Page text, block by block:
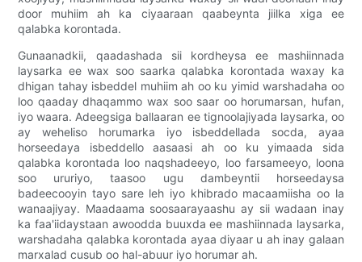
door muhiim ah ka ciyaaraan qaabeynta jiilka xiga ee
qalabka korontada.
Gunaanadkii, qaadashada sii kordheysa ee mashiinnada
laysarka ee wax soo saarka qalabka korontada waxay ka
dhigan tahay isbeddel muhiim ah oo ku yimid warshadaha oo
loo qaaday dhaqammo wax soo saar oo horumarsan, hufan,
iyo waara. Adeegsiga ballaaran ee tignoolajiyada laysarka, oo
ay weheliso horumarka iyo isbeddellada socda, ayaa
horseedaya isbeddello aasaasi ah oo ku yimaada sida
qalabka korontada loo naqshadeeyo, loo farsameeyo, loona
soo ururiyo, taasoo ugu dambeyntii horseedaysa
badeecooyin tayo sare leh iyo khibrado macaamiisha oo la
wanaajiyay. Maadaama soosaarayaashu ay sii wadaan inay
ka faa'iidaystaan ​​​​awoodda buuxda ee mashiinnada laysarka,
warshadaha qalabka korontada ayaa diyaar u ah inay galaan
marxalad cusub oo hal-abuur iyo horumar ah.